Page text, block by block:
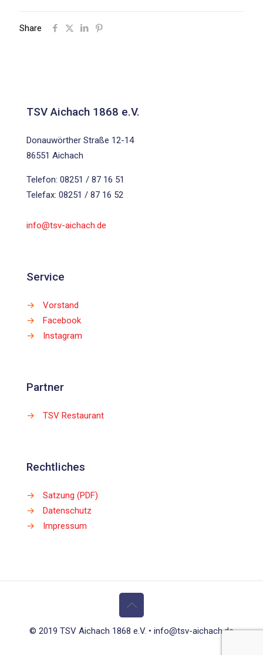
Share
TSV Aichach 1868 e.V.
Donauwörther Straße 12-14
86551 Aichach
Telefon: 08251 / 87 16 51
Telefax: 08251 / 87 16 52
info@tsv-aichach.de
Service
→
Vorstand
→
Facebook
→
Instagram
Partner
→ TSV Restaurant
Rechtliches
→
Satzung (PDF)
→
Datenschutz
→
Impressum
© 2019 TSV Aichach 1868 e.V. • info@tsv-aichach.de